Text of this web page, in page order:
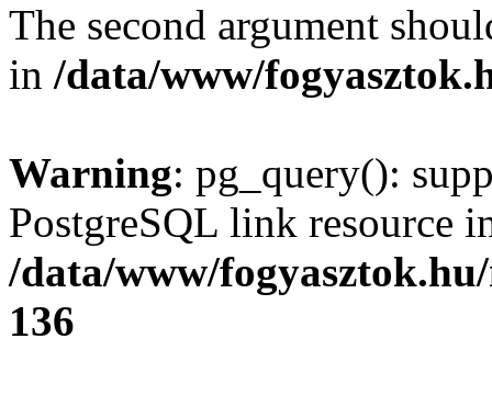
The second argument
in /data/www/
Warning: pg_query():
PostgreSQL link resource
/data/www/
136